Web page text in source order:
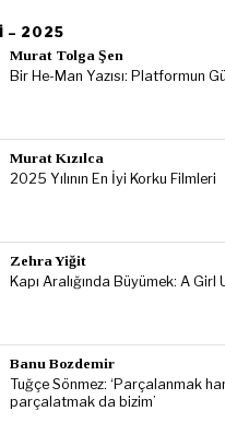
– 2025
Murat Tolga Şen
Bir He-Man Yazısı: Platformun
Murat Kızılca
2025 Yılının En İyi Korku Filmleri
Zehra Yiğit
Kapı Aralığında Büyümek: A
Banu Bozdemir
Tuğçe Sönmez: ‘Parçalanmak
parçalatmak da bizim’